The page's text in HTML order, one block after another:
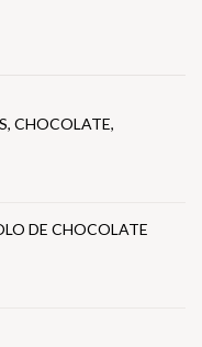
CHOCOLATE,
DE CHOCOLATE